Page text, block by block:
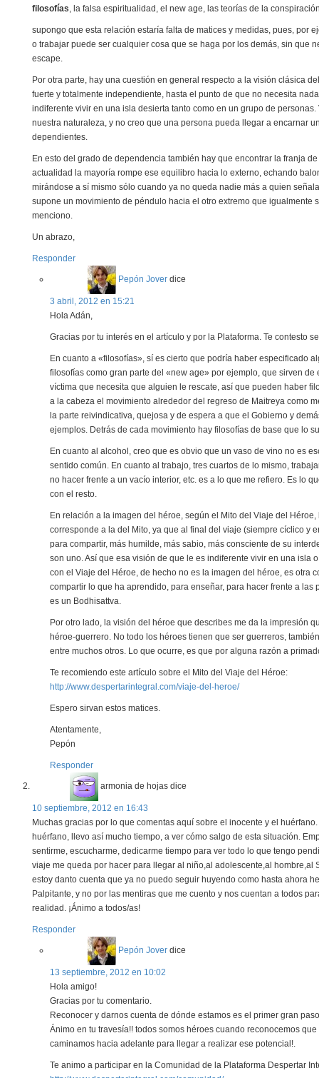
filosofías , la falsa espiritualidad, el new age, las teorías de la
supongo que esta relación estaría falta de matices y medidas, pues, por
o trabajar puede ser cualquier cosa que se haga por los demás, sin que
escape.
Por otra parte, hay una cuestión en general respecto a la visión clásica
fuerte y totalmente independiente, hasta el punto de que no necesita
indiferente vivir en una isla desierta tanto como en un grupo de
nuestra naturaleza, y no creo que una persona pueda llegar a encarnar
dependientes.
En esto del grado de dependencia también hay que encontrar la franja
actualidad la mayoría rompe ese equilibro hacia lo externo, echando
mirándose a sí mismo sólo cuando ya no queda nadie más a quien
supone un movimiento de péndulo hacia el otro extremo que igualmente
menciono.
Un abrazo,
Responder
Pepón Jover dice
3 abril, 2012 en 15:21
Hola Adán,
Gracias por tu interés en el artículo y por la Plataforma. Te contesto
En cuanto a «filosofías», sí es cierto que podría haber especificado
filosofías como gran parte del «new age» por ejemplo, que sirven
víctima que necesita que alguien le rescate, así que pueden haber
a la cabeza el movimiento alrededor del regreso de Maitreya como
la parte reivindicativa, quejosa y de espera a que el Gobierno y
ejemplos. Detrás de cada movimiento hay filosofías de base que lo
En cuanto al alcohol, creo que es obvio que un vaso de vino no es
sentido común. En cuanto al trabajo, tres cuartos de lo mismo,
no hacer frente a un vacío interior, etc. es a lo que me refiero. Es lo
con el resto.
En relación a la imagen del héroe, según el Mito del Viaje del
corresponde a la del Mito, ya que al final del viaje (siempre cíclico y
para compartir, más humilde, más sabio, más consciente de su
son uno. Así que esa visión de que le es indiferente vivir en una isla
con el Viaje del Héroe, de hecho no es la imagen del héroe, es otra
compartir lo que ha aprendido, para enseñar, para hacer frente a
es un Bodhisattva.
Por otro lado, la visión del héroe que describes me da la impresión
héroe-guerrero. No todo los héroes tienen que ser guerreros,
entre muchos otros. Lo que ocurre, es que por alguna razón a
Te recomiendo este artículo sobre el Mito del Viaje del Héroe:
http://www.despertarintegral.com/viaje-del-heroe/
Espero sirvan estos matices.
Atentamente,
Pepón
Responder
armonia de hojas dice
10 septiembre, 2012 en 16:43
Muchas gracias por lo que comentas aquí sobre el inocente y el
huérfano, llevo así mucho tiempo, a ver cómo salgo de esta situación.
sentirme, escucharme, dedicarme tiempo para ver todo lo que tengo
viaje me queda por hacer para llegar al niño,al adolescente,al
estoy danto cuenta que ya no puedo seguir huyendo como hasta ahora
Palpitante, y no por las mentiras que me cuento y nos cuentan a todos
realidad. ¡Ánimo a todos/as!
Responder
Pepón Jover dice
13 septiembre, 2012 en 10:02
Hola amigo!
Gracias por tu comentario.
Reconocer y darnos cuenta de dónde estamos es el primer gran
Ánimo en tu travesía!! todos somos héroes cuando reconocemos
caminamos hacia adelante para llegar a realizar ese potencial!.
Te animo a participar en la Comunidad de la Plataforma Despertar